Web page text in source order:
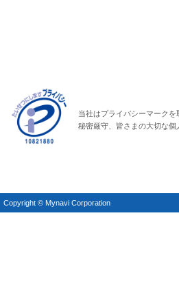
当社はプライバシーマークを
秘密厳守、皆さまの大切な個
Copyright © Mynavi Corporation